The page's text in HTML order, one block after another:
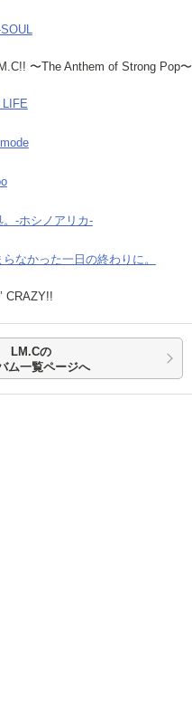
〜The Anthem of Strong Pop〜
。-ホシノアリカ-
なかった一日の終わりに。
CRAZY!!
LM.Cの
ム一覧ページへ